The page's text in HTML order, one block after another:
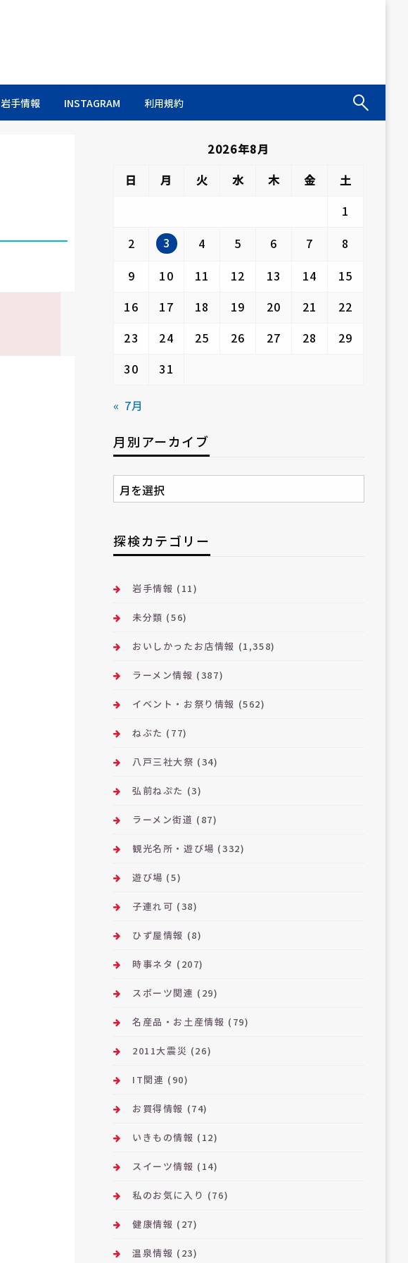
岩手情報 INSTAGRAM 利用規約
2026年8月
日
月 火 水 木 金
土
1
2
3 4 5 6 7
8
9
10 11 12 13 14
15
16
17 18 19 20 21
22
23
24 25 26 27 28
29
30
31
« 7月
月別アーカイブ
月
別
ー
カ
ブ
探検カテゴリー
岩手情報 (11)
未分類 (56)
おいしかったお店情報 (1,358)
ラーメン情報 (387)
イベント・お祭り情報 (562)
ねぶた (77)
八戸三社大祭 (34)
弘前ねぷた (3)
ラーメン街道 (87)
観光名所・遊び場 (332)
遊び場 (5)
子連れ可 (38)
ひず屋情報 (8)
時事ネタ (207)
スポーツ関連 (29)
名産品・お土産情報 (79)
2011大震災 (26)
IT関連 (90)
お買得情報 (74)
いきもの情報 (12)
スイーツ情報 (14)
私のお気に入り (76)
健康情報 (27)
温泉情報 (23)